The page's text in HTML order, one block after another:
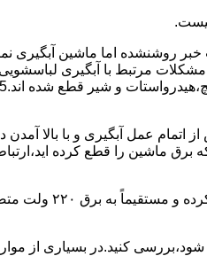
روشنشده اﻣﺎ ﻣﺎﺷﯿﻦ آﺑﮕﯿﺮی
ﻫﯿﺪرواﺳﺘﺎت ﺧﺮاب اﺳﺖ.نحوه رﻓﻊ:ﭘﺲ از اﺗﻤﺎم عمل آﺑﮕﯿﺮی و
اهممتر،درحالیکه ﺑﺮق ﻣﺎﺷﯿﻦ را ﻗﻄﻊ کرده
۲٫ ﻣﻮﺗﻮر ﺗﺎﯾﻤﺮ لباسشویی ﺳﻮﺧﺘﻪ اﺳﺖ.نحوه
ﺷﻮد،بررسی ﮐﻨﯿﺪ.در ﺑﺴﯿﺎری از